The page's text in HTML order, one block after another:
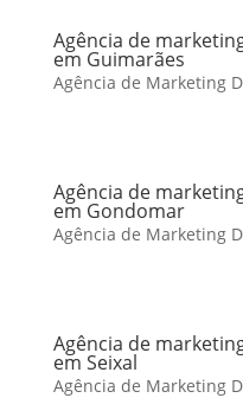
Agência de
em Guimarães
Agência de Marketing
Agência de
em Gondomar
Agência de Marketing
Agência de
em Seixal
Agência de Marketing